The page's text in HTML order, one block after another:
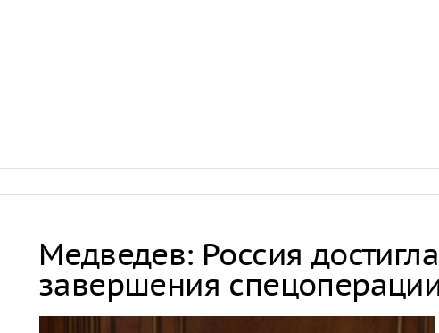
Медведев: Россия
завершения